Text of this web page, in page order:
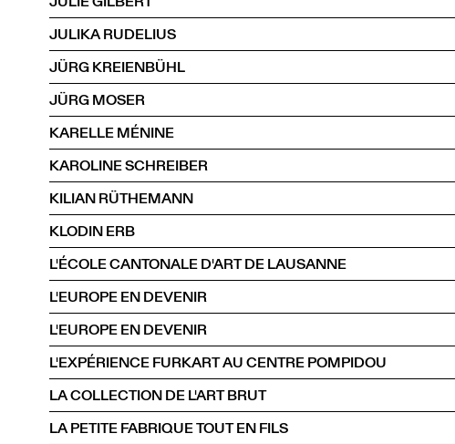
JULIKA RUDELIUS
JÜRG KREIENBÜHL
JÜRG MOSER
KARELLE MÉNINE
KAROLINE SCHREIBER
KILIAN RÜTHEMANN
KLODIN ERB
L'ÉCOLE CANTONALE D'ART DE LAUSANNE
L'EUROPE EN DEVENIR
L'EUROPE EN DEVENIR
L'EXPÉRIENCE FURKART AU CENTRE POMPIDOU
LA COLLECTION DE L'ART BRUT
LA PETITE FABRIQUE TOUT EN FILS